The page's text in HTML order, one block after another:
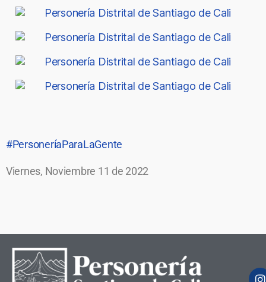
#PersoneríaParaLaGente
Viernes, Noviembre 11 de 2022